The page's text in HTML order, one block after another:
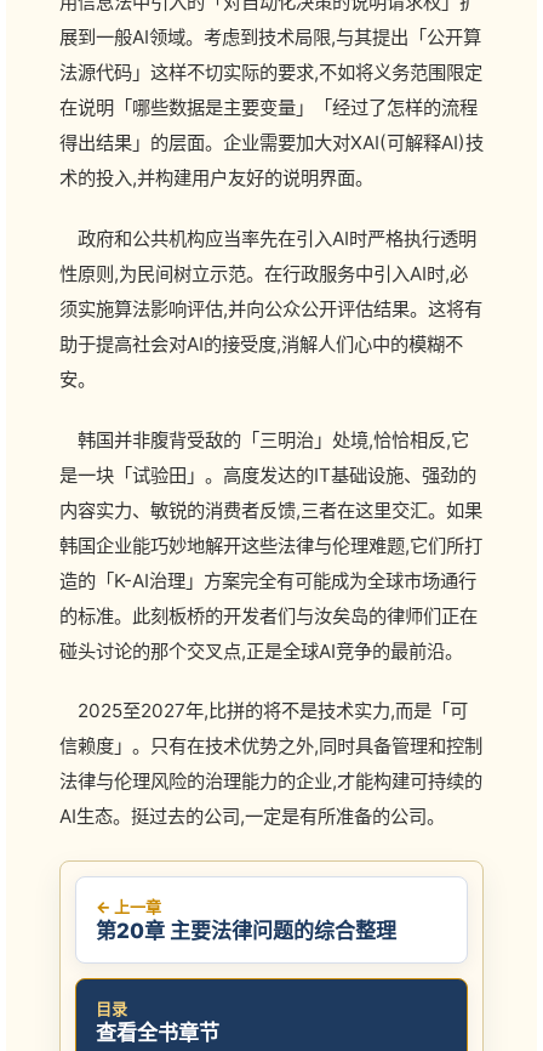
展到一般AI领域。考虑到技术局限,与其提出「公开算
法源代码」这样不切实际的要求,不如将义务范围限定
在说明「哪些数据是主要变量」「经过了怎样的流程
得出结果」的层面。企业需要加大对XAI(可解释AI)技
术的投入,并构建用户友好的说明界面。
政府和公共机构应当率先在引入AI时严格执行透明
性原则,为民间树立示范。在行政服务中引入AI时,必
须实施算法影响评估,并向公众公开评估结果。这将有
助于提高社会对AI的接受度,消解人们心中的模糊不
安。
韩国并非腹背受敌的「三明治」处境,恰恰相反,它
是一块「试验田」。高度发达的IT基础设施、强劲的
内容实力、敏锐的消费者反馈,三者在这里交汇。如果
韩国企业能巧妙地解开这些法律与伦理难题,它们所打
造的「K-AI治理」方案完全有可能成为全球市场通行
的标准。此刻板桥的开发者们与汝矣岛的律师们正在
碰头讨论的那个交叉点,正是全球AI竞争的最前沿。
2025至2027年,比拼的将不是技术实力,而是「可
信赖度」。只有在技术优势之外,同时具备管理和控制
法律与伦理风险的治理能力的企业,才能构建可持续的
AI生态。挺过去的公司,一定是有所准备的公司。
← 上一章
第20章 主要法律问题的综合整理
目录
查看全书章节